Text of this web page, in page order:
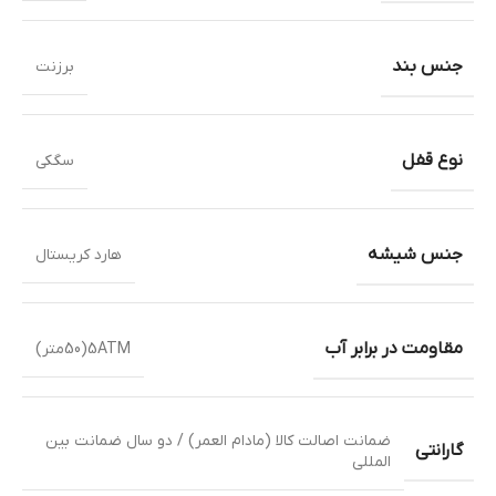
جنس بند برزنت
نوع قفل سگکی
جنس شیشه هارد کریستال
مقاومت در برابر آب 5ATM(50متر)
گارانتی
ضمانت اصالت کالا (مادام العمر) / دو سال ضمانت بین
المللی